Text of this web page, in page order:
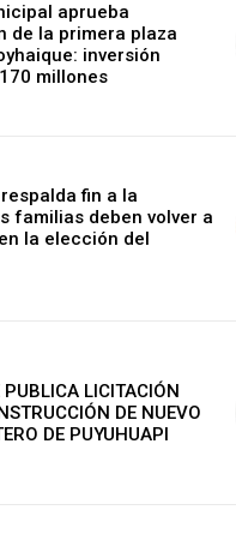
aprueba
de la primera plaza
inversión
millones
fin a la
familias deben volver a
la elección del
PUBLICA LICITACIÓN
DE NUEVO
DE PUYUHUAPI